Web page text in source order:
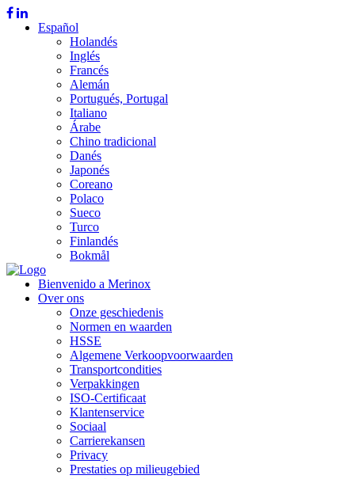
Español
Holandés
Inglés
Francés
Alemán
Portugués, Portugal
Italiano
Árabe
Chino tradicional
Danés
Japonés
Coreano
Polaco
Sueco
Turco
Finlandés
Bokmål
Bienvenido a Merinox
Over ons
Onze geschiedenis
Normen en waarden
HSSE
Algemene Verkoopvoorwaarden
Transportcondities
Verpakkingen
ISO-Certificaat
Klantenservice
Sociaal
Carrierekansen
Privacy
Prestaties op milieugebied